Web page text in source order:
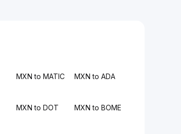
MXN to MATIC MXN to ADA
MXN to DOT MXN to BOME